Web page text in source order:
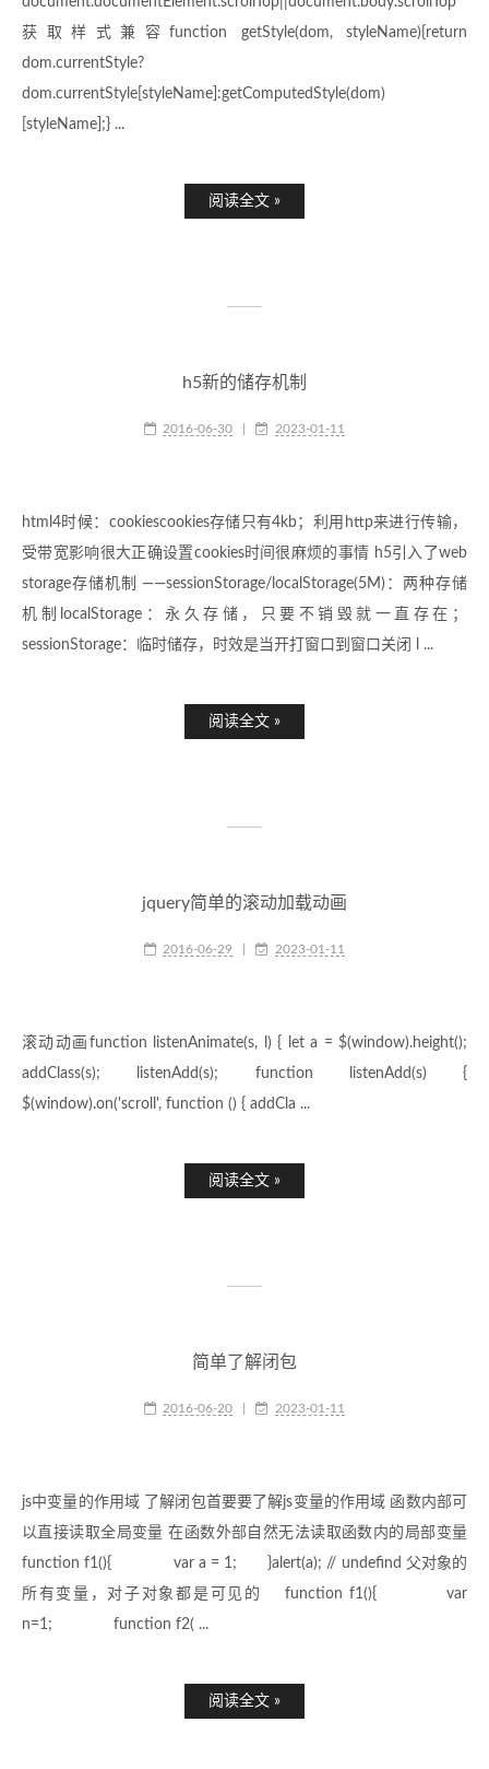
获取样式兼容function getStyle(dom, styleName){return
dom.currentStyle?
dom.currentStyle[styleName]:getComputedStyle(dom)
[styleName];} ...
阅读全文 »
h5新的储存机制
2016-06-30 2023-01-11
html4时候：cookiescookies存储只有4kb；利用http来进行传输，
受带宽影响很大正确设置cookies时间很麻烦的事情 h5引入了web
storage存储机制 ——sessionStorage/localStorage(5M)：两种存储
机制localStorage：永久存储，只要不销毁就一直存在；
sessionStorage：临时储存，时效是当开打窗口到窗口关闭 l ...
阅读全文 »
jquery简单的滚动加载动画
2016-06-29 2023-01-11
滚动动画function listenAnimate(s, l) { let a = $(window).height();
addClass(s); listenAdd(s); function listenAdd(s) {
$(window).on('scroll', function () { addCla ...
阅读全文 »
简单了解闭包
2016-06-20 2023-01-11
js中变量的作用域 了解闭包首要要了解js变量的作用域 函数内部可
以直接读取全局变量 在函数外部自然无法读取函数内的局部变量
function f1(){ var a = 1; }alert(a); // undefind 父对象的
所有变量，对子对象都是可见的 function f1(){ var
n=1; function f2( ...
阅读全文 »